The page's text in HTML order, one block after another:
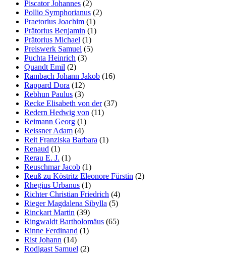
Piscator Johannes (2)
Pollio Symphorianus (2)
Praetorius Joachim (1)
Prätorius Benjamin (1)
Prätorius Michael (1)
Preiswerk Samuel (5)
Puchta Heinrich (3)
Quandt Emil (2)
Rambach Johann Jakob (16)
Rappard Dora (12)
Rebhun Paulus (3)
Recke Elisabeth von der(37)
Redern Hedwig von (11)
Reimann Georg (1)
Reissner Adam (4)
Reit Franziska Barbara (1)
Renaud (1)
Rerau E. J. (1)
Reuschmar Jacob (1)
Reuß zu Köstritz Eleonore Fürstin (2)
Rhegius Urbanus (1)
Richter Christian Friedrich (4)
Rieger Magdalena Sibylla (5)
Rinckart Martin (39)
Ringwaldt Bartholomäus (65)
Rinne Ferdinand (1)
Rist Johann (14)
Rodigast Samuel (2)